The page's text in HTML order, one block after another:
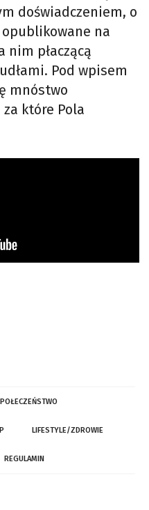
doświadczeniem, o
na
nim płaczącą
Pod wpisem
mnóstwo
które Pola
LIFESTYLE/ZDROWIE
REGULAMIN